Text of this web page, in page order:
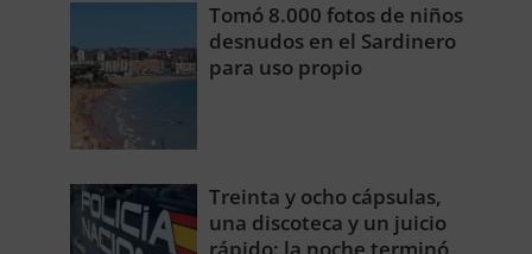
Tomó 8.000 fotos de niños
desnudos en el Sardinero
para uso propio
Treinta y ocho cápsulas,
una discoteca y un juicio